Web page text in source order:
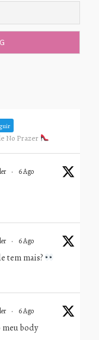
No Prazer
· 6 Ago
· 6 Ago
tem mais?
· 6 Ago
meu body